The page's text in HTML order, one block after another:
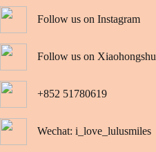
Follow us on Instagram
Follow us on Xiaohongshu
+852 51780619
Wechat: i_love_lulusmiles